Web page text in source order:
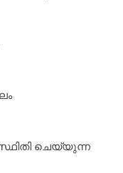
ചെയ്യുന്ന